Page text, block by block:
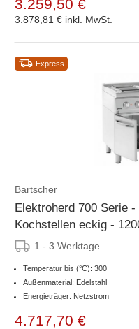
3.259,50 €
3.878,81 € inkl. MwSt.
Express
Bartscher
Elektroherd 700 Serie
Kochstellen eckig -
1 - 3 Werktage
Temperatur bis (°C): 300
Außenmaterial: Edelstahl
Energieträger: Netzstrom
4.717,70 €